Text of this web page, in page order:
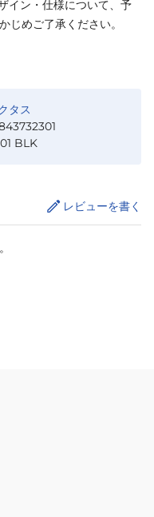
イン・仕様について、予
じめご了承ください。
タス
BLK
レビューを書く